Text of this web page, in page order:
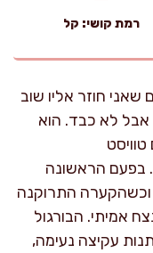
רמת קושי: קל
חוזר אליו שוב
אבל לא כבד. הוא
הראשונה
וכשהקערה התרוקנה
אמיתי. הבורגול
עקיצה נעימה,